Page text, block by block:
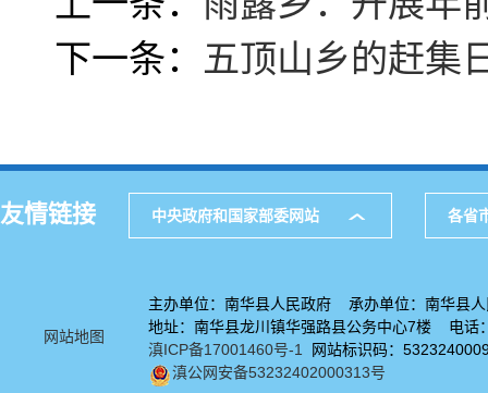
下一条：
五顶山乡的赶集
友情链接 中央政府和国家部委网站 各省
网站地图
主办单位：南华县人民政府 承办单位：南华县人
地址：南华县龙川镇华强路县公务中心7楼 电
滇ICP备17001460号-1
网站标识码：
滇公网安备53232402000313号